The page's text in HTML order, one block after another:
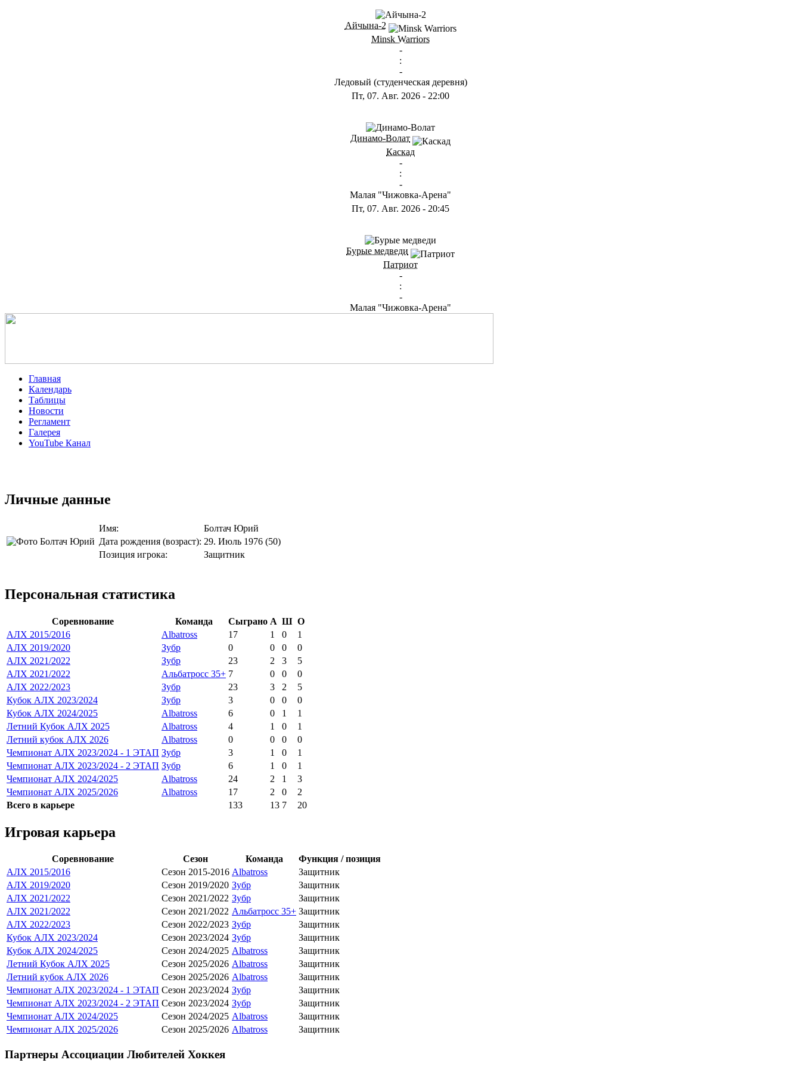
Айчына-2
Minsk Warriors
-
:
-
Ледовый (студенческая деревня)
Пт, 07. Авг. 2026 - 22:00
Динамо-Волат
Каскад
-
:
-
Малая "Чижовка-Арена"
Пт, 07. Авг. 2026 - 20:45
Бурые медведи
Патриот
-
:
-
Малая "Чижовка-Арена"
Главная
Календарь
Таблицы
Новости
Регламент
Галерея
YouTube Канал
Личные данные
Имя:
Болтач Юрий
Дата рождения (возраст): 29. Июль 1976 (50)
Позиция игрока:
Защитник
Персональная статистика
Соревнование Команда Сыграно А Ш О
АЛХ 2015/2016
Albatross 17 1 0
1
АЛХ 2019/2020
Зубр 0 0 0
0
АЛХ 2021/2022
Зубр 23 2 3
5
АЛХ 2021/2022
Альбатросс 35+ 7 0 0
0
АЛХ 2022/2023
Зубр 23 3 2
5
Кубок АЛХ 2023/2024
Зубр 3 0 0
0
Кубок АЛХ 2024/2025
Albatross 6 0 1
1
Летний Кубок АЛХ 2025
Albatross 4 1 0
1
Летний кубок АЛХ 2026
Albatross 0 0 0
0
Чемпионат АЛХ 2023/2024 - 1 ЭТАП Зубр 3 1 0
1
Чемпионат АЛХ 2023/2024 - 2 ЭТАП Зубр 6 1 0
1
Чемпионат АЛХ 2024/2025
Albatross 24 2 1
3
Чемпионат АЛХ 2025/2026
Albatross 17 2 0
2
Всего в карьере
133 13 7 20
Игровая карьера
Соревнование Сезон Команда
Функция / позиция
АЛХ 2015/2016
Сезон 2015-2016 Albatross
Защитник
АЛХ 2019/2020
Сезон 2019/2020 Зубр
Защитник
АЛХ 2021/2022
Сезон 2021/2022 Зубр
Защитник
АЛХ 2021/2022
Сезон 2021/2022 Альбатросс 35+ Защитник
АЛХ 2022/2023
Сезон 2022/2023 Зубр
Защитник
Кубок АЛХ 2023/2024
Сезон 2023/2024 Зубр
Защитник
Кубок АЛХ 2024/2025
Сезон 2024/2025 Albatross
Защитник
Летний Кубок АЛХ 2025
Сезон 2025/2026 Albatross
Защитник
Летний кубок АЛХ 2026
Сезон 2025/2026 Albatross
Защитник
Чемпионат АЛХ 2023/2024 - 1 ЭТАП Сезон 2023/2024 Зубр
Защитник
Чемпионат АЛХ 2023/2024 - 2 ЭТАП Сезон 2023/2024 Зубр
Защитник
Чемпионат АЛХ 2024/2025
Сезон 2024/2025 Albatross
Защитник
Чемпионат АЛХ 2025/2026
Сезон 2025/2026 Albatross Защитник
Партнеры Ассоциации Любителей Хоккея